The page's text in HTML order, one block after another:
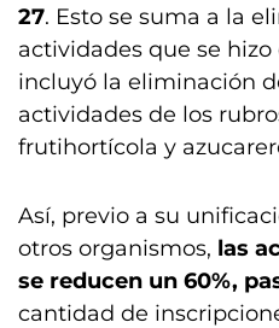
27. Esto se suma a la
actividades que se
incluyó la eliminación
actividades de los
frutihortícola y
Así, previo a su
otros organismos, las
se reducen un 60%,
cantidad de